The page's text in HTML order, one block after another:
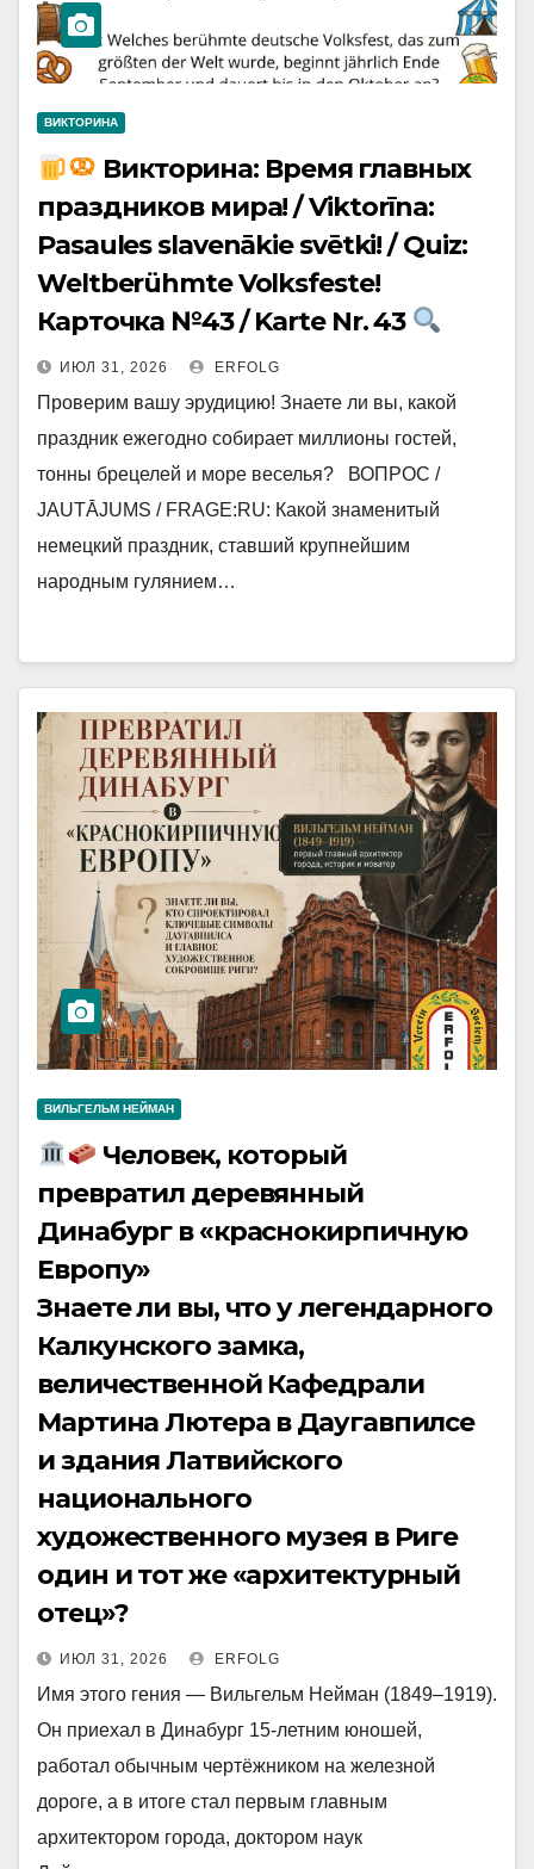
ВИКТОРИНА
Викторина: Время главных
праздников мира! / Viktorīna:
Pasaules slavenākie svētki! / Quiz:
Weltberühmte Volksfeste!
Карточка №43 / Karte Nr. 43
ИЮЛ 31, 2026 ERFOLG
Проверим вашу эрудицию! Знаете ли вы, какой
праздник ежегодно собирает миллионы гостей,
тонны брецелей и море веселья? ВОПРОС /
JAUTĀJUMS / FRAGE:RU: Какой знаменитый
немецкий праздник, ставший крупнейшим
народным гулянием…
ВИЛЬГЕЛЬМ НЕЙМАН
Человек, который
превратил деревянный
Динабург в «краснокирпичную
Европу»
Знаете ли вы, что у легендарного
Калкунского замка,
величественной Кафедрали
Мартина Лютера в Даугавпилсе
и здания Латвийского
национального
художественного музея в Риге
один и тот же «архитектурный
отец»?
ИЮЛ 31, 2026 ERFOLG
Имя этого гения — Вильгельм Нейман (1849–1919).
Он приехал в Динабург 15-летним юношей,
работал обычным чертёжником на железной
дороге, а в итоге стал первым главным
архитектором города, доктором наук